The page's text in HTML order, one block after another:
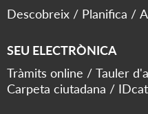
Descobreix
Planifica
SEU ELECTRÒNICA
Tràmits online
Tauler
Carpeta ciutadana